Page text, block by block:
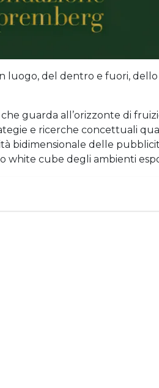
luogo, del dentro e fuori,
guarda all’orizzonte di
e ricerche concettuali
bidimensionale delle
white cube degli ambienti